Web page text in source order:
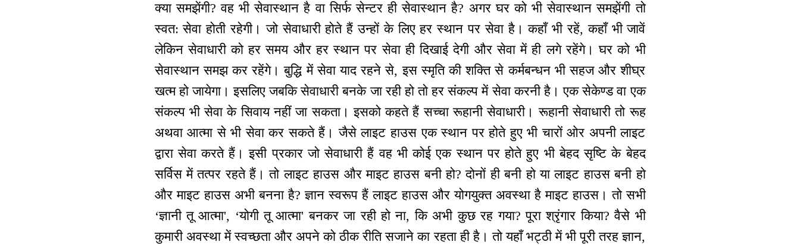
क्या समझेंगी? वह भी सेवास्थान है वा सिर्फ सेन्टर ही सेवास्थान है? अगर घर को भी सेवास्थान समझेंगी तो
स्वत: सेवा होती रहेगी। जो सेवाधारी होते हैं उन्हों के लिए हर स्थान पर सेवा है। कहाँ भी रहें, कहाँ भी जावें
लेकिन सेवाधारी को हर समय और हर स्थान पर सेवा ही दिखाई देगी और सेवा में ही लगे रहेंगे। घर को भी
सेवास्थान समझ कर रहेंगे। बुद्धि में सेवा याद रहने से, इस स्मृति की शक्ति से कर्मबन्धन भी सहज और शीघ्र
खत्म हो जायेगा। इसलिए जबकि सेवाधारी बनके जा रही हो तो हर संकल्प में सेवा करनी है। एक सेकेण्ड वा एक
संकल्प भी सेवा के सिवाय नहीं जा सकता। इसको कहते हैं सच्चा रूहानी सेवाधारी। रूहानी सेवाधारी तो रूह
अथवा आत्मा से भी सेवा कर सकते हैं। जैसे लाइट हाउस एक स्थान पर होते हुए भी चारों ओर अपनी लाइट
द्वारा सेवा करते हैं। इसी प्रकार जो सेवाधारी हैं वह भी कोई एक स्थान पर होते हुए भी बेहद सृष्टि के बेहद
सर्विस में तत्पर रहते हैं। तो लाइट हाउस और माइट हाउस बनी हो? दोनों ही बनी हो या लाइट हाउस बनी हो
और माइट हाउस अभी बनना है? ज्ञान स्वरूप हैं लाइट हाउस और योगयुक्त अवस्था है माइट हाउस। तो सभी
‘ज्ञानी तू आत्मा', ‘योगी तू आत्मा' बनकर जा रही हो ना, कि अभी कुछ रह गया? पूरा श्रृंगार किया? वैसे भी
कुमारी अवस्था में स्वच्छता और अपने को ठीक रीति सजाने का रहता ही है। तो यहाँ भट्ठी में भी पूरी तरह ज्ञान,